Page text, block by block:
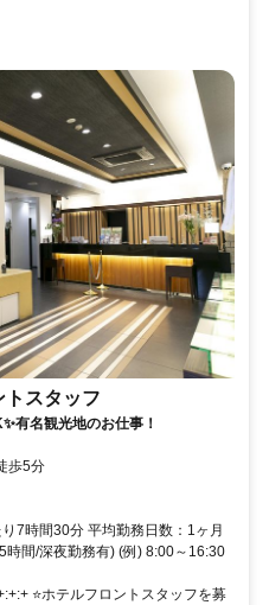
スタッフ
有名観光地のお仕事！
歩5分
7時間30分 平均勤務日数：1ヶ月
間/深夜勤務有) (例) 8:00～16:30
⭐ホテルフロントスタッフを募